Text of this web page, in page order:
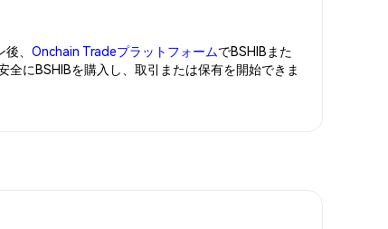
、 Onchain TradeプラットフォームでBSHIBまた
にBSHIBを購入し、取引または保有を開始できま